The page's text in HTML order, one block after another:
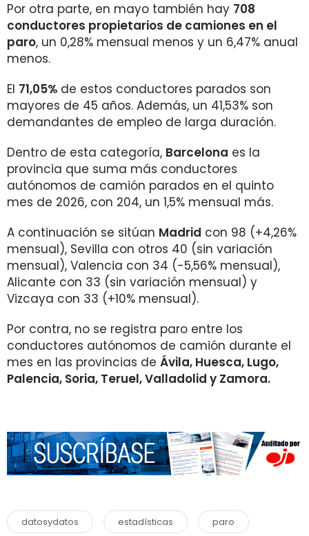
Por otra parte, en mayo también hay 708
conductores propietarios de camiones en el
paro, un 0,28% mensual menos y un 6,47% anual
menos.
El 71,05% de estos conductores parados son
mayores de 45 años. Además, un 41,53% son
demandantes de empleo de larga duración.
Dentro de esta categoría, Barcelona es la
provincia que suma más conductores
autónomos de camión parados en el quinto
mes de 2026, con 204, un 1,5% mensual más.
A continuación se sitúan Madrid con 98 (+4,26%
mensual), Sevilla con otros 40 (sin variación
mensual), Valencia con 34 (-5,56% mensual),
Alicante con 33 (sin variación mensual) y
Vizcaya con 33 (+10% mensual).
Por contra, no se registra paro entre los
conductores autónomos de camión durante el
mes en las provincias de Ávila, Huesca, Lugo,
Palencia, Soria, Teruel, Valladolid y Zamora.
datosydatos estadísticas paro